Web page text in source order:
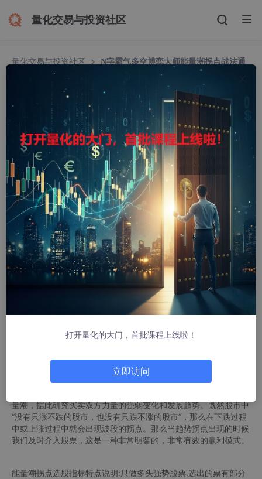
量化交易与投资社区
量化交易与投资社区
N字霸气多空博弈大师能量潮拐点战法通
达信 主图/副图/选股指标
N字霸气多空博弈大师能量潮拐点战法通达信 主图/
副图/选股指标
cfchicom
6132人浏览 · 2021-08-18 11:59:30
N字霸气黄金线主图战法 通达信主图指标 贴图 无未来 无
加密
https://www.cfchi.com/formula/zhutuzhibiao/6194.html
一款非常优秀的N字霸气多空博弈能量潮 主图 /副图/ 选股通达信
的趋势指标公式多空博弈能量潮 .构成的基本原理是根据潮涨潮落
的原理构思的。每次向前的浪潮如果总比向后的浪潮大则整个趋势
还是向前的。如果多方力量大则向上的潮水就大，中途回落的潮水
就小。衡量潮水的大小的标准是成交量。成交量大则潮水的力量就
大，成交量小潮水的力量就小。事物向前发展总是有曲折的，不会
博弈能量潮可以验证当前股价走势的可靠性，并可以得到趋势可能
指标说明：主动性买盘和主动性卖盘的成交量在每天运行波动中.
量潮，据此研究买卖双方力量的强弱变化和发展趋势。既然股市中
“没有只涨不跌的股市，也没有只跌不涨的股市”，那么在下跌过程
中或上涨过程中就会出现波段的拐点。那么当趋势拐点出现的时候
我们及时介入股票，这是一种非常明智的，非常有效的赢利模式。
能量潮拐点选股指标特点说明:只做多头强势股票.选出的票有部分
打开量化的大门，首批课程上线啦！
立即访问